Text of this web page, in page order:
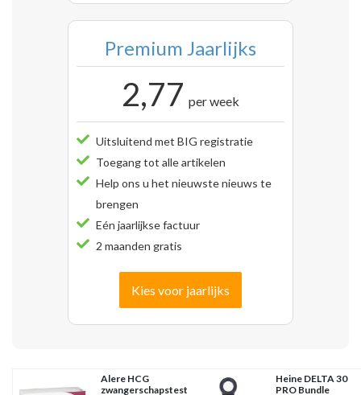
Premium Jaarlijks
2,77 per week
Uitsluitend met BIG registratie
Toegang tot alle artikelen
Help ons u het nieuwste nieuws te
brengen
Eén jaarlijkse factuur
2 maanden gratis
Kies voor jaarlijks
Alere HCG
zwangerschapstest
Heine DELTA 30
PRO Bundle